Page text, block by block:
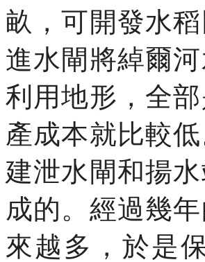
畝，可開發水
進水閘將綽爾
利用地形，全
產成本就比較
建泄水閘和揚
成的。經過幾
來越多，於是